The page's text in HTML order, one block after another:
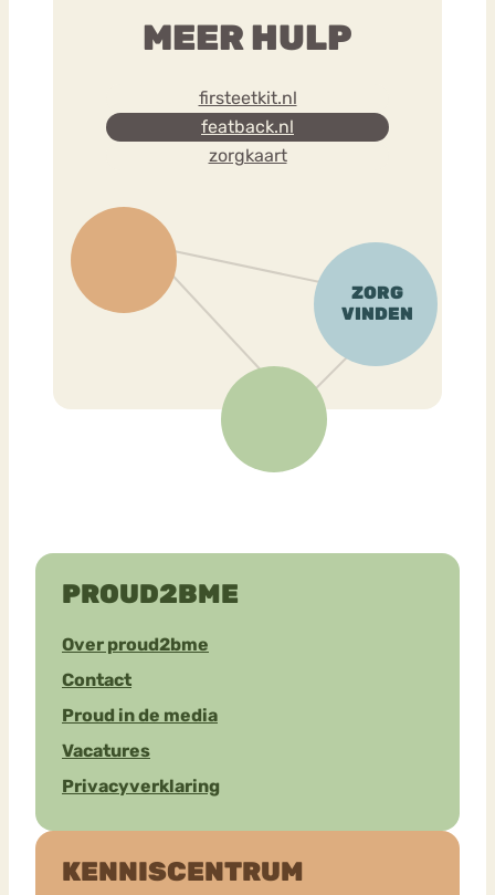
MEER HULP
firsteetkit.nl
featback.nl
zorgkaart
PROUD2BME
Over proud2bme
Contact
Proud in de media
Vacatures
Privacyverklaring
KENNISCENTRUM